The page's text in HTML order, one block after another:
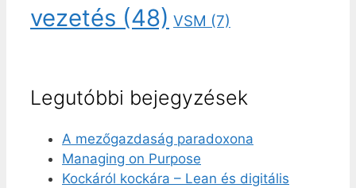
vezetés (48) VSM (7)
Legutóbbi bejegyzések
A mezőgazdaság paradoxona
Managing on Purpose
Kockáról kockára – Lean és digitális